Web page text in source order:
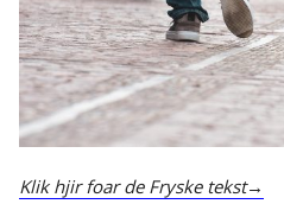
Klik hjir foar de Fryske tekst